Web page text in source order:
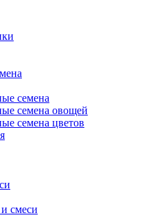
семена
семена овощей
семена цветов
смеси